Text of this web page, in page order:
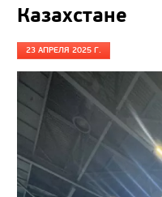
Казахстане
23 АПРЕЛЯ 2025 Г.